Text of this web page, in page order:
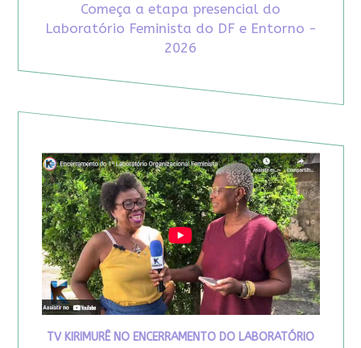
Começa a etapa presencial do
Laboratório Feminista do DF e Entorno -
2026
TV KIRIMURÊ NO ENCERRAMENTO DO LABORATÓRIO